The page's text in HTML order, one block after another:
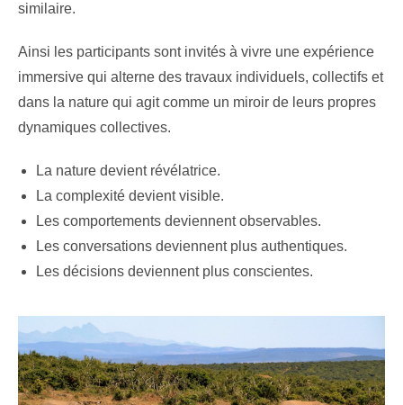
similaire.
Ainsi les participants sont invités à vivre une expérience
immersive qui alterne des travaux individuels, collectifs et
dans la nature qui agit comme un miroir de leurs propres
dynamiques collectives.
La nature devient révélatrice.
La complexité devient visible.
Les comportements deviennent observables.
Les conversations deviennent plus authentiques.
Les décisions deviennent plus conscientes.